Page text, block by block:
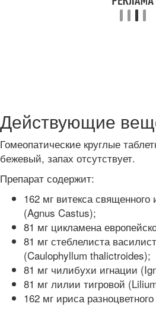
Действующие
Гомеопатические круглые
бежевый, запах отсутствует.
Препарат содержит:
162 мг витекса
(Agnus Castus);
81 мг цикламена
81 мг стеблелиста
(Caulophyllum thalictroides);
81 мг чилибухи игнации
81 мг лилии тигровой
162 мг ириса